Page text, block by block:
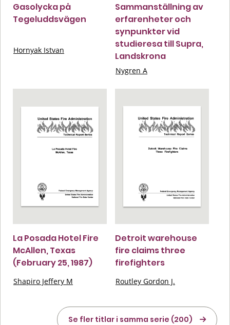
Gasolycka på
Tegeluddsvägen
Hornyak Istvan
Sammanställning av
erfarenheter och
synpunkter vid
studieresa till Supra,
Landskrona
Nygren A
La Posada Hotel Fire
McAllen, Texas
(February 25, 1987)
Shapiro Jeffery M
Detroit warehouse
fire claims three
firefighters
Routley Gordon J.
Se fler titlar i samma serie (200)